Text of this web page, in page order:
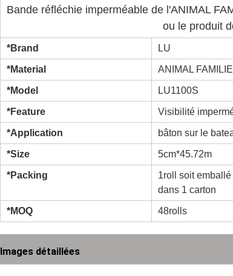
Bande réfléchie imperméable de l'ANIMAL
ou le produit
*Brand LU
*Material ANIMAL
*Model LU1100S
*Feature Visibilité
*Application bâton sur le
*Size 5cm*45.72m
*Packing
1roll soit
dans 1 carton
*MOQ 48rolls
Images détaillées